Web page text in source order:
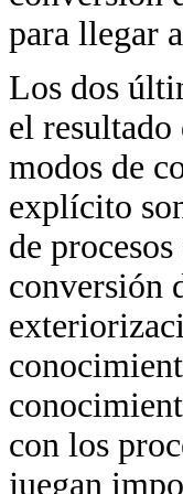
para llegar
Los dos
el
modos de
explícito
de
conversión
con los
juegan